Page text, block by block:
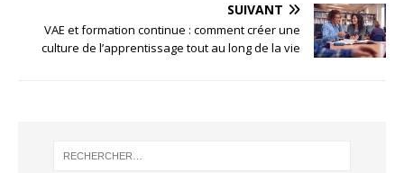
SUIVANT
VAE et formation continue : comment créer une
culture de l’apprentissage tout au long de la vie